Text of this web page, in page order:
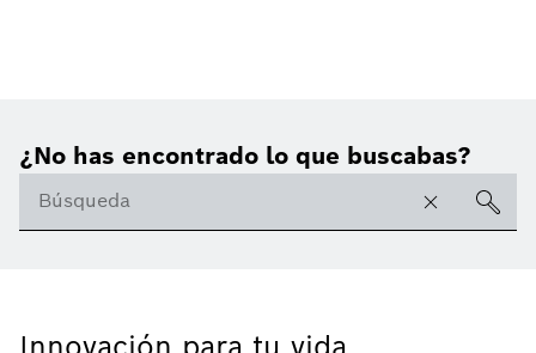
¿No has encontrado lo que buscabas?